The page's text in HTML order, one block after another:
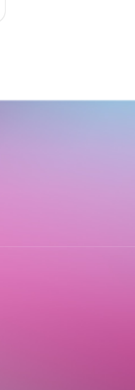
y señal horaria